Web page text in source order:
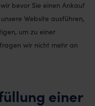
bevor Sie einen Ankauf
Website ausführen,
um zu einer
wir nicht mehr an
einer